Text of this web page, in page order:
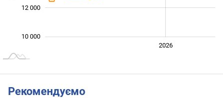
10 000
12 000
2026
Рекомендуємо